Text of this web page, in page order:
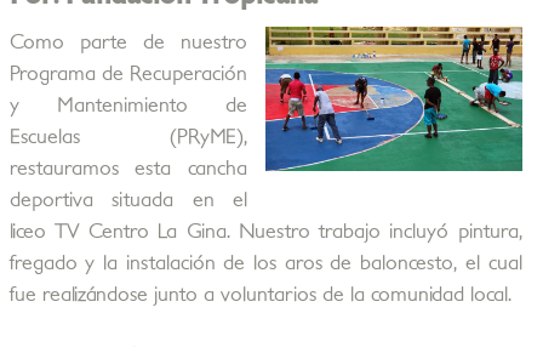
Como parte de nuestro
Programa de Recuperación
y Mantenimiento de
Escuelas (PRyME),
restauramos esta cancha
deportiva situada en el
liceo TV Centro La Gina. Nuestro trabajo incluyó pintura,
fregado y la instalación de los aros de baloncesto, el cual
fue realizándose junto a voluntarios de la comunidad local.